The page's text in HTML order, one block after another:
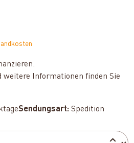
weitere Informationen finden Sie
Sendungsart: Spedition